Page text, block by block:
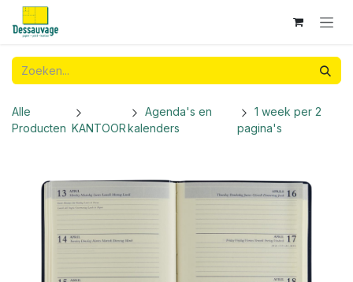
Overslaan naar inhoud
Alle
Producten KANTOOR
Agenda's en
kalenders
1 week per 2
pagina's